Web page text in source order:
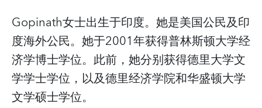
Gopinath女士出生于印度。她是美国公民及印
度海外公民。她于2001年获得普林斯顿大学经
济学博士学位。此前，她分别获得德里大学文
学学士学位，以及德里经济学院和华盛顿大学
文学硕士学位。